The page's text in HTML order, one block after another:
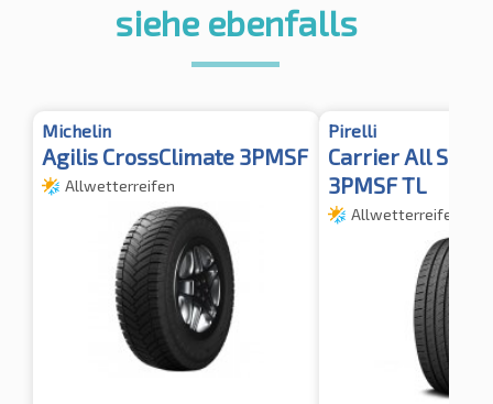
siehe ebenfalls
Michelin
Agilis CrossClimate 3PMSF
Allwetterreifen
Pirelli
Carrier All
3PMSF TL
Allwetterreifen